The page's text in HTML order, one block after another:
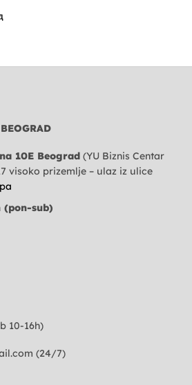
cena
10E Beograd (YU Biznis Centar
visoko prizemlje – ulaz iz ulice
(pon-sub)
10-16h)
(24/7)